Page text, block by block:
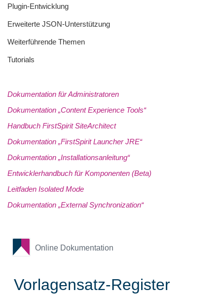
Plugin-Entwicklung
Erweiterte JSON-Unterstützung
Weiterführende Themen
Tutorials
Dokumentation für Administratoren
Dokumentation „Content Experience Tools“
Handbuch FirstSpirit SiteArchitect
Dokumentation „FirstSpirit Launcher JRE“
Dokumentation „Installationsanleitung“
Entwicklerhandbuch für Komponenten (Beta)
Leitfaden Isolated Mode
Dokumentation „External Synchronization“
Online Dokumentation
Vorlagensatz-Register